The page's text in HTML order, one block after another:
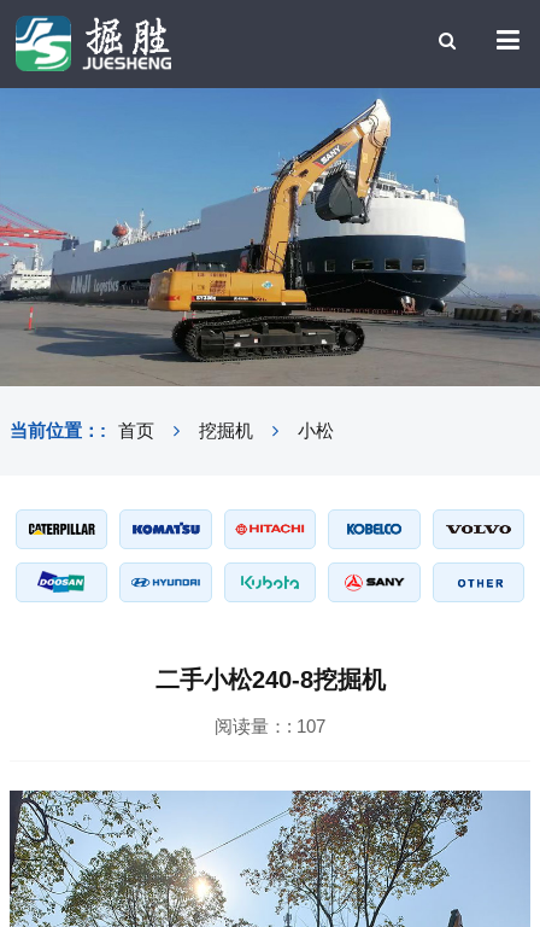
当前位置：: 首页 挖掘机 小松
二手小松240-8挖掘机
阅读量：: 107